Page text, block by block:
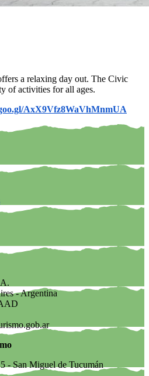
a relaxing day out. The Civic
of activities for all ages.
AxX9Vfz8WaVhMnmUA
- Argentina
- San Miguel de Tucumán